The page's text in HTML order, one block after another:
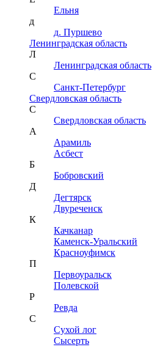
Ельня
д
д. Пуршево
Ленинградская область
Л
Ленинградская область
С
Санкт-Петербург
Свердловская область
С
Свердловская область
А
Арамиль
Асбест
Б
Бобровский
Д
Дегтярск
Двуреченск
К
Качканар
Каменск-Уральский
Красноуфимск
П
Первоуральск
Полевской
Р
Ревда
С
Сухой лог
Сысерть